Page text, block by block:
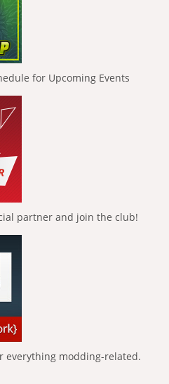
for Upcoming Events
partner and join the club!
everything modding-related.